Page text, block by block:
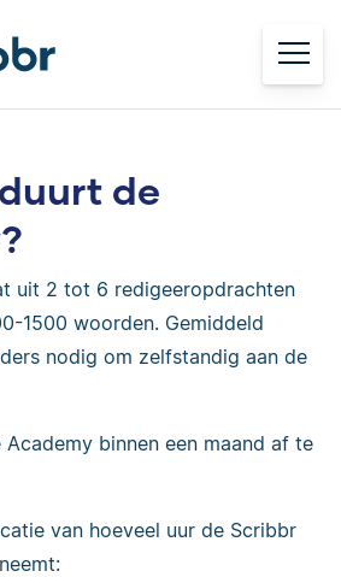
de
uit 2 tot 6 redigeeropdrachten
1500 woorden. Gemiddeld
nodig om zelfstandig aan de
binnen een maand af te
van hoeveel uur de Scribbr